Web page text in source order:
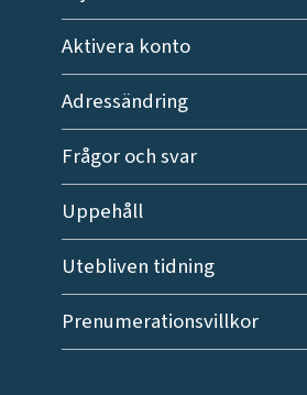
Aktivera konto
Adressändring
Frågor och svar
Uppehåll
Utebliven tidning
Prenumerationsvillkor